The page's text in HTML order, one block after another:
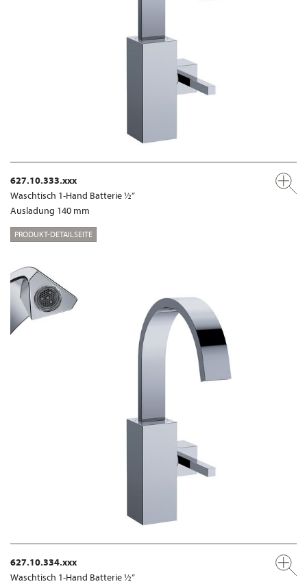
627.10.333.xxx
Waschtisch 1-Hand Batterie ½”
Ausladung 140 mm
PRODUKT-DETAILSEITE
627.10.334.xxx
Waschtisch 1-Hand Batterie ½”